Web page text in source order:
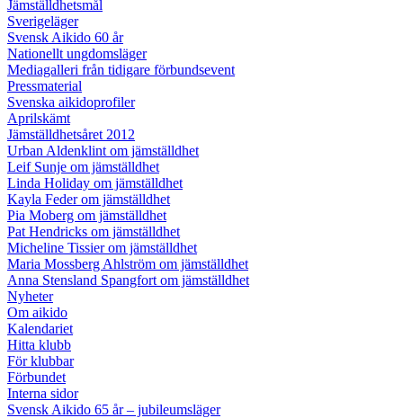
Jämställdhetsmål
Sverigeläger
Svensk Aikido 60 år
Nationellt ungdomsläger
Mediagalleri från tidigare förbundsevent
Pressmaterial
Svenska aikidoprofiler
Aprilskämt
Jämställdhetsåret 2012
Urban Aldenklint om jämställdhet
Leif Sunje om jämställdhet
Linda Holiday om jämställdhet
Kayla Feder om jämställdhet
Pia Moberg om jämställdhet
Pat Hendricks om jämställdhet
Micheline Tissier om jämställdhet
Maria Mossberg Ahlström om jämställdhet
Anna Stensland Spangfort om jämställdhet
Nyheter
Om aikido
Kalendariet
Hitta klubb
För klubbar
Förbundet
Interna sidor
Svensk Aikido 65 år – jubileumsläger